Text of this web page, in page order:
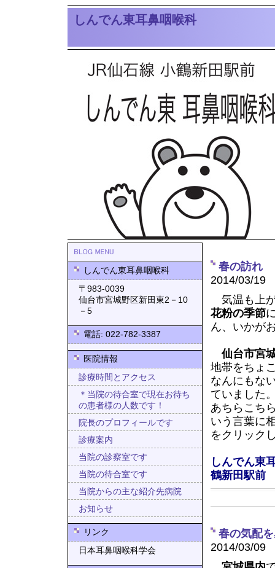
しんでん東耳鼻咽喉科
しんでん東耳鼻咽喉科
〒983-0039
仙台市宮城野区新田東2－10
－5
電話: 022-782-3387
医院情報
診療時間とアクセス
＊当院の待合室で現在お待ち
の患者様の人数です！
院長のプロフィールです
診療案内
当院の診察室です
当院の待合室です
当院からの主な紹介先病院
お知らせ
リンク
日本耳鼻咽喉科学会
春の訪れ
2014/03/19
気温も上
花粉の季節
ん、いかが
仙台市宮
地帯をちょ
なんにもな
ていました
あちらこち
いう言葉に
をクリック
しんでん東
鶴新田駅前
春の気配
2014/03/09